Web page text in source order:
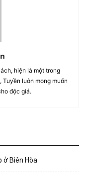
hiện là một trong
luôn mong muốn
độc giả.
ở Biên Hòa